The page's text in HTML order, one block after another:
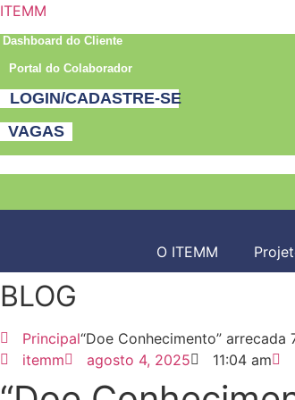
ITEMM
Dashboard do Cliente
Portal do Colaborador
LOGIN/CADASTRE-SE
VAGAS
O ITEMM
BLOG
Principal“Doe Conhecimento”
itemm
agosto 4, 2025 11:04 am